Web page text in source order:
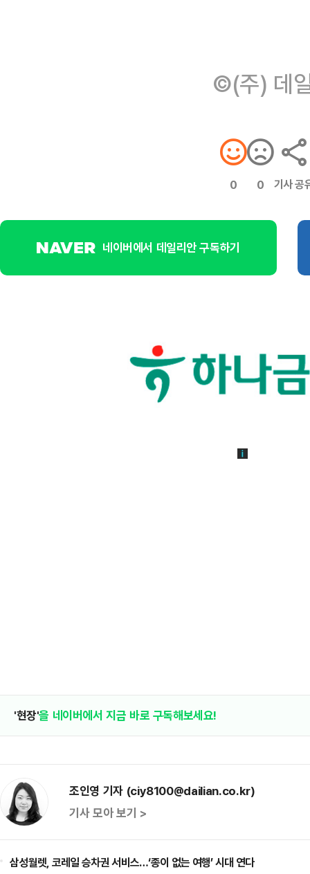
©(주) 데
0 0 기사 공
네이버에서 데일리안 구독하기
'현장'을 네이버에서 지금 바로 구독해보세요!
조인영 기자 (ciy8100@dailian.co.kr)
기사 모아 보기 >
삼성월렛, 코레일 승차권 서비스…‘종이 없는 여행’ 시대 연다